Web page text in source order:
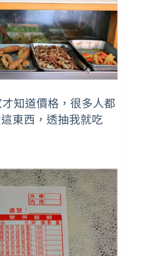
知道價格，很多人都
東西，透抽我就吃